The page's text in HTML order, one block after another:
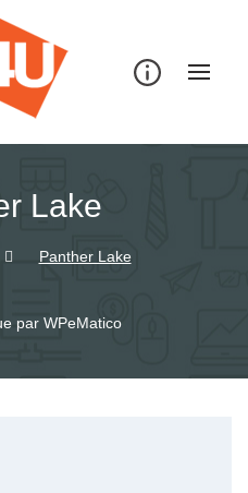
Lake
Panther Lake
par WPeMatico